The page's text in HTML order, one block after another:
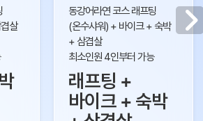
살
동강어라연 코스 래프팅
(온수샤워) + 바이크 + 숙박
+ 삼겹살
최소인원 4인부터 가능
래프팅 +
바이크 + 숙박